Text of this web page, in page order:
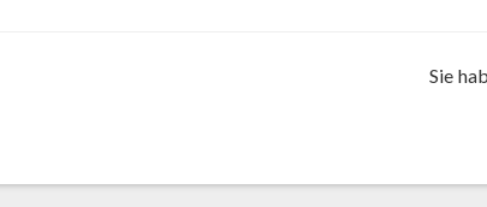
Sie